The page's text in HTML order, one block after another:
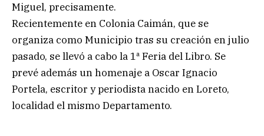
Miguel, precisamente.
Recientemente en Colonia Caimán, que se
organiza como Municipio tras su creación en julio
pasado, se llevó a cabo la 1ª Feria del Libro. Se
prevé además un homenaje a Oscar Ignacio
Portela, escritor y periodista nacido en Loreto,
localidad el mismo Departamento.